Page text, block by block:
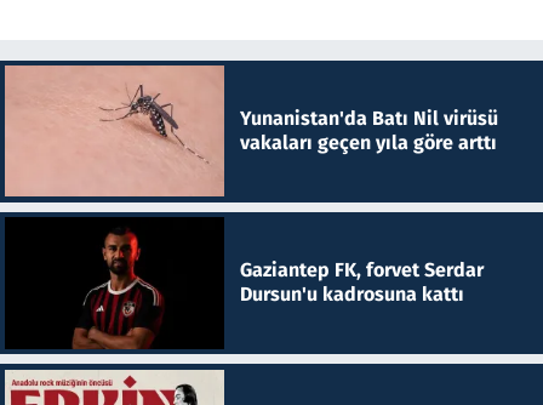
Yunanistan'da Batı Nil virüsü
vakaları geçen yıla göre arttı
Gaziantep FK, forvet Serdar
Dursun'u kadrosuna kattı